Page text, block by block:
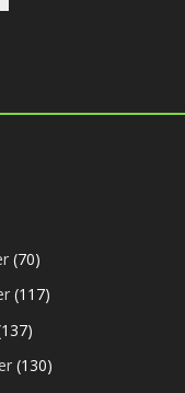
(70)
(117)
(130)